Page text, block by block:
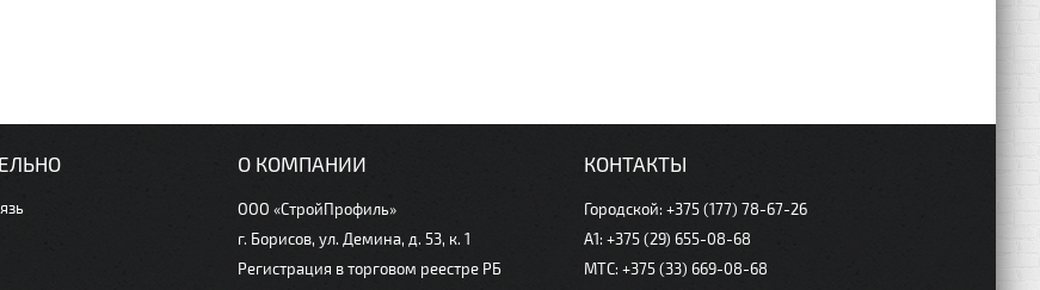
О КОМПАНИИ
ООО «СтройПрофиль»
г. Борисов, ул. Демина, д. 53, к. 1
Регистрация в торговом реестре РБ
КОНТАКТЫ
Городской: +375 (177) 78-67-26
А1: +375 (29) 655-08-68
МТС: +375 (33) 669-08-68